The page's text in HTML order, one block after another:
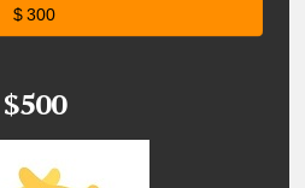
$ 300
$500